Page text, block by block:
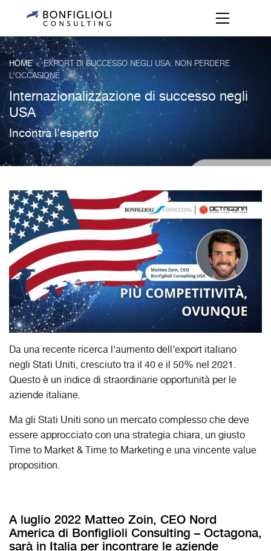
HOME / EXPORT DI SUCCESSO NEGLI USA: NON PERDERE
L’OCCASIONE
Internazionalizzazione di successo negli
USA
Incontra l’esperto
Da una recente ricerca l’aumento dell’export italiano
negli Stati Uniti, cresciuto tra il 40 e il 50% nel 2021.
Questo è un indice di straordinarie opportunità per le
aziende italiane.
Ma gli Stati Uniti sono un mercato complessoche deve
essere approcciato con una strategia chiara, un giusto
Time to Market & Time to Marketing e una vincente value
proposition.
A luglio 2022 Matteo Zoin, CEO Nord
America di Bonfiglioli Consulting – Octagona,
sarà in Italia per incontrare le aziende